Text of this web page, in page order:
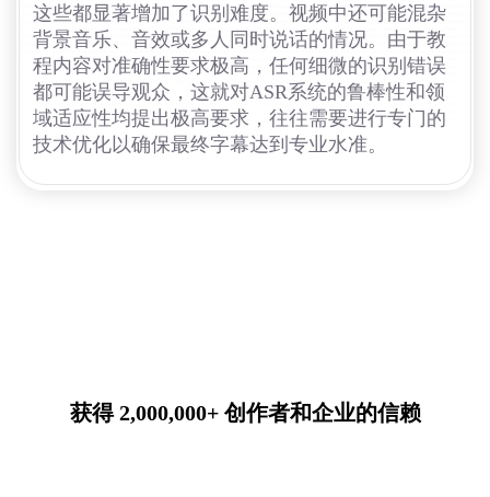
这些都显著增加了识别难度。视频中还可能混杂
背景音乐、音效或多人同时说话的情况。由于教
程内容对准确性要求极高，任何细微的识别错误
都可能误导观众，这就对ASR系统的鲁棒性和领
域适应性均提出极高要求，往往需要进行专门的
技术优化以确保最终字幕达到专业水准。
获得 2,000,000+ 创作者和企业的信赖